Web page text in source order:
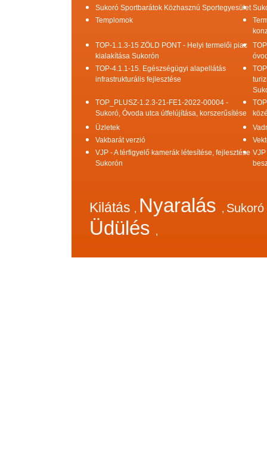
Sukoró Sportbarátok Közhasznú Sportegyesület
Templomok
TOP-1.1.3-15 ZÖLD PONT - Helyi termelői piac
kialakítása Sukorón
TOP-4.1.1-15. Egészségügyi alapellátás
infrastrukturális fejlesztése
TOP_PLUSZ-1.2.3-21-FE1-2022-00004 -
Sukoró, Óvoda utca útfelújítása, korszerűsítése
Üzletek
Vakbarát verzió
VJP - A térfigyelő kamerák létesítése, fejlesztése
Sukorón
Kilátás , Nyaralás , Sukoró
Üdülés ,